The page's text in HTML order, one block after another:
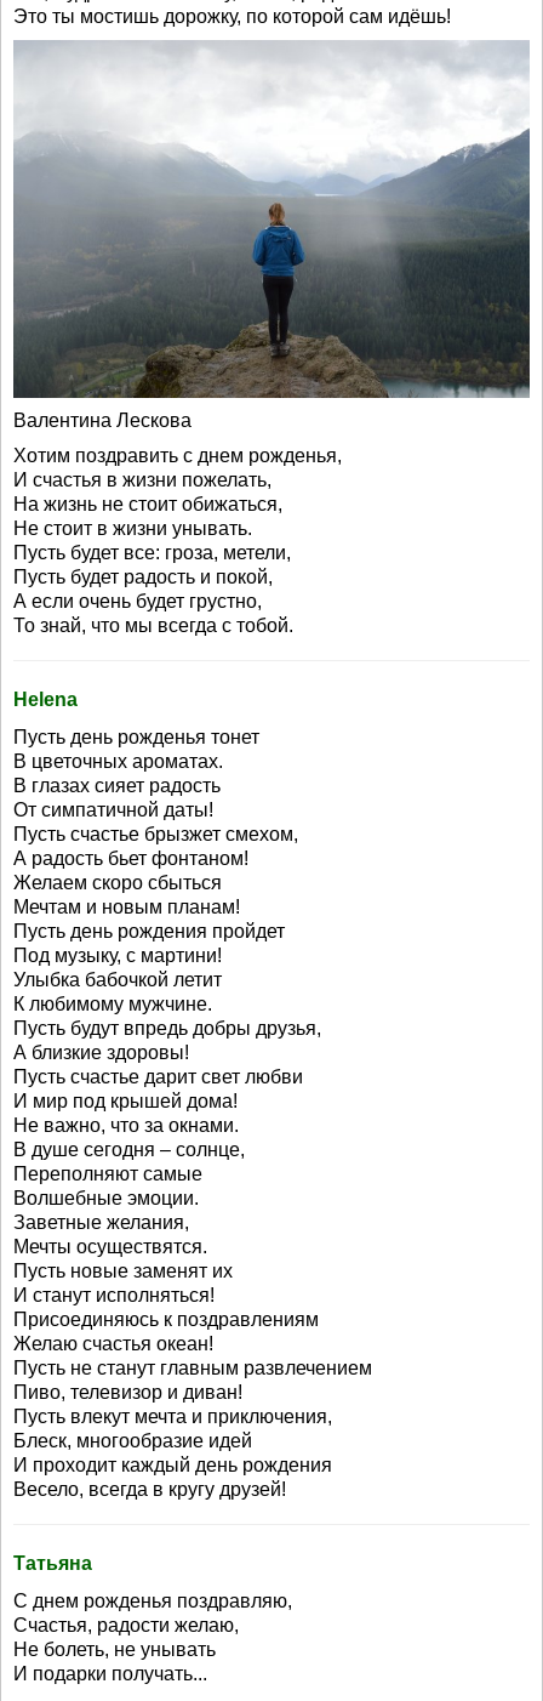
Это ты мостишь дорожку, по которой сам идёшь!
Валентина Лескова
Хотим поздравить с днем рожденья,
И счастья в жизни пожелать,
На жизнь не стоит обижаться,
Не стоит в жизни унывать.
Пусть будет все: гроза, метели,
Пусть будет радость и покой,
А если очень будет грустно,
То знай, что мы всегда с тобой.
Helena
Пусть день рожденья тонет
В цветочных ароматах.
В глазах сияет радость
От симпатичной даты!
Пусть счастье брызжет смехом,
А радость бьет фонтаном!
Желаем скоро сбыться
Мечтам и новым планам!
Пусть день рождения пройдет
Под музыку, с мартини!
Улыбка бабочкой летит
К любимому мужчине.
Пусть будут впредь добры друзья,
А близкие здоровы!
Пусть счастье дарит свет любви
И мир под крышей дома!
Не важно, что за окнами.
В душе сегодня – солнце,
Переполняют самые
Волшебные эмоции.
Заветные желания,
Мечты осуществятся.
Пусть новые заменят их
И станут исполняться!
Присоединяюсь к поздравлениям
Желаю счастья океан!
Пусть не станут главным развлечением
Пиво, телевизор и диван!
Пусть влекут мечта и приключения,
Блеск, многообразие идей
И проходит каждый день рождения
Весело, всегда в кругу друзей!
Татьяна
С днем рожденья поздравляю,
Счастья, радости желаю,
Не болеть, не унывать
И подарки получать...